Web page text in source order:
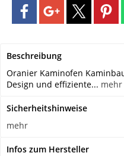
Beschreibung
Oranier Kaminofen
Design und effiziente... mehr
Sicherheitshinweise
mehr
Infos zum Hersteller